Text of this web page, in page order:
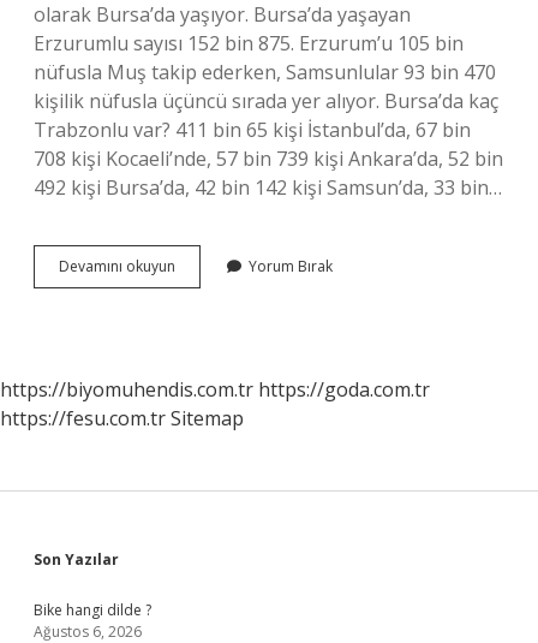
olarak Bursa’da yaşıyor. Bursa’da yaşayan
Erzurumlu sayısı 152 bin 875. Erzurum’u 105 bin
nüfusla Muş takip ederken, Samsunlular 93 bin 470
kişilik nüfusla üçüncü sırada yer alıyor. Bursa’da kaç
Trabzonlu var? 411 bin 65 kişi İstanbul’da, 67 bin
708 kişi Kocaeli’nde, 57 bin 739 kişi Ankara’da, 52 bin
492 kişi Bursa’da, 42 bin 142 kişi Samsun’da, 33 bin…
Devamını okuyun Bursada
Ne
Yorum Bırak
https://biyomuhendis.com.tr https://goda.com.tr
https://fesu.com.trSitemap
Sidebar
Son Yazılar
Bike hangi dilde ?
Ağustos 6, 2026